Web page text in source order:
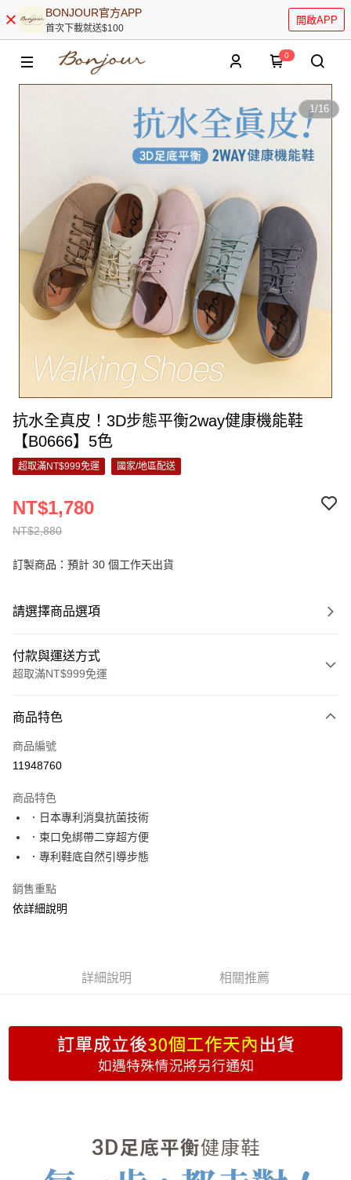
BONJOUR官方APP
首次下載就送$100
開啟APP
0
1/16
抗水全真皮！3D步態平衡2way健康機能鞋
【B0666】5色
超取滿NT$999免運 國家/地區配送
NT$2,880
NT$1,780
訂製商品：預計 30 個工作天出貨
請選擇商品選項
付款與運送方式
超取滿NT$999免運
信用卡一次付款
超商取貨付款
Apple Pay
街口支付
ATM付款
每筆NT$70，滿NT$999(含以上)免運費
每筆NT$70，滿NT$999(含以上)免運費
7-11取貨付款
商品特色
商品編號
11948760
商品特色
．日本專利消臭抗菌技術
．束口免綁帶二穿超方便
．專利鞋底自然引導步態
銷售重點
依詳細說明
詳細說明 相關推薦